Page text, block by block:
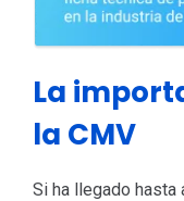
La
la CMV
Si ha llegado hasta